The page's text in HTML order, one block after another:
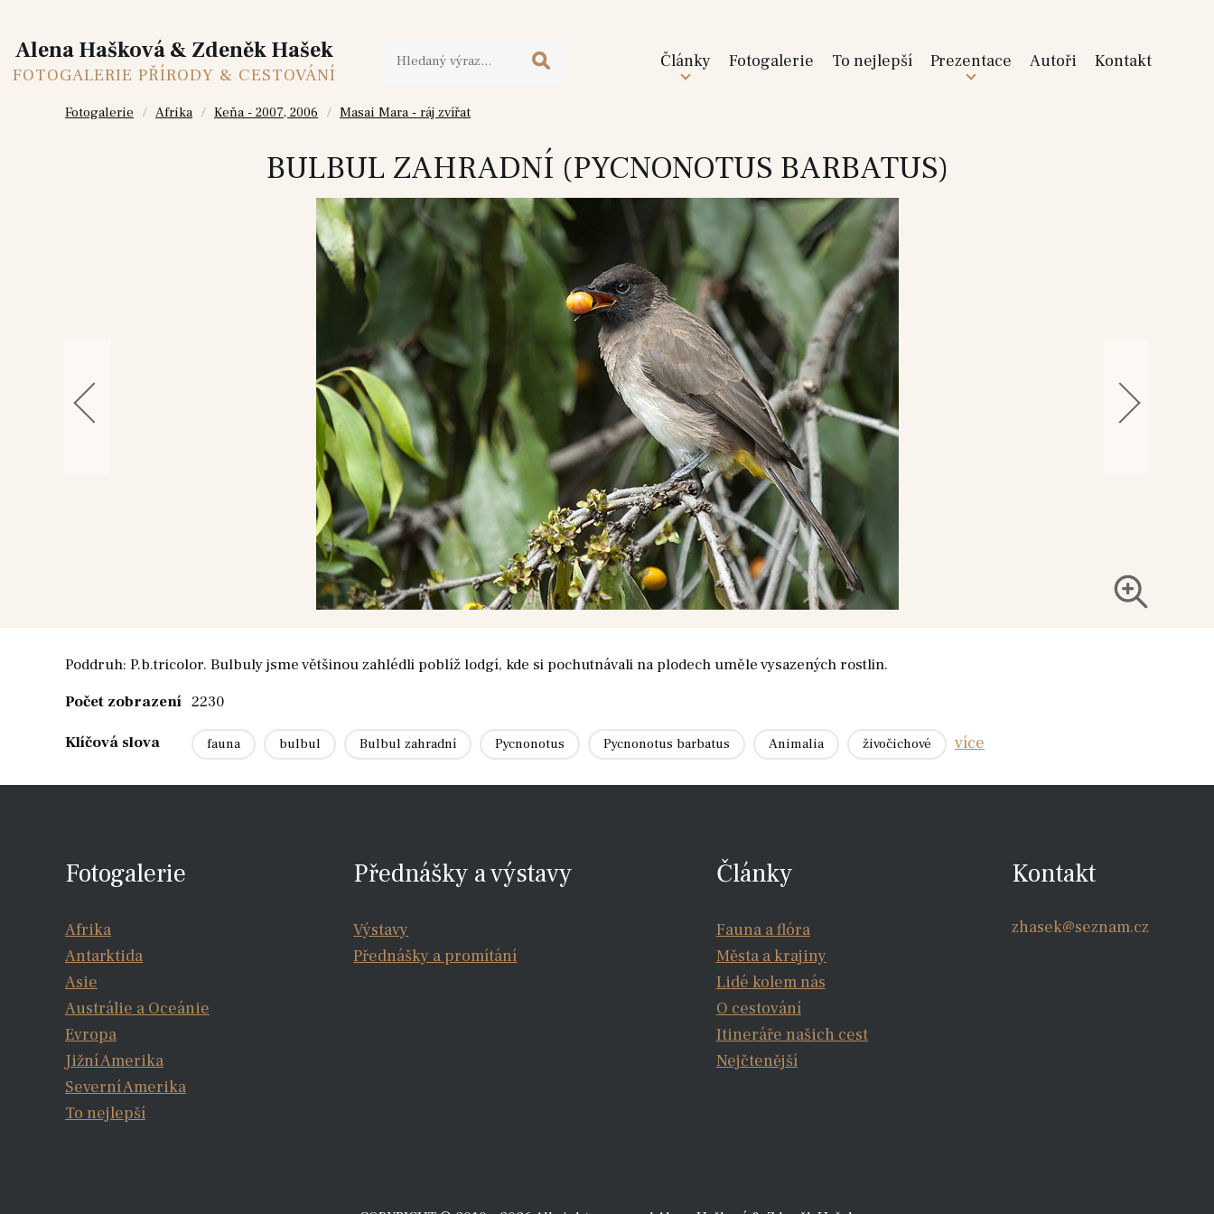
Alena Hašková & Zdeněk Hašek
FOTOGALERIE PŘÍRODY & CESTOVÁNÍ
Články Fotogalerie To nejlepší Prezentace Autoři Kontakt
Fotogalerie Afrika Keňa - 2007, 2006 Masai Mara - ráj zvířat
BULBUL ZAHRADNÍ (PYCNONOTUS BARBATUS)
Poddruh: P.b.tricolor. Bulbuly jsme většinou zahlédli poblíž lodgí, kde si pochutnávali na plodech uměle vysazených rostlin.
Počet zobrazení 2230
Klíčová slova fauna bulbul Bulbul zahradní Pycnonotus Pycnonotus barbatus Animalia živočichové více
Fotogalerie
Afrika
Antarktida
Asie
Austrálie a Oceánie
Evropa
Jižní Amerika
Severní Amerika
To nejlepší
Přednášky a výstavy
Výstavy
Přednášky a promítání
Články
Fauna a flóra
Města a krajiny
Lidé kolem nás
O cestování
Itineráře našich cest
Nejčtenější
Kontakt
zhasek@seznam.cz